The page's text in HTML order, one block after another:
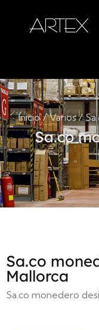
Inicio Varios
Sa.co
Sa.co
Mallorca
Sa.co monedero
En línea